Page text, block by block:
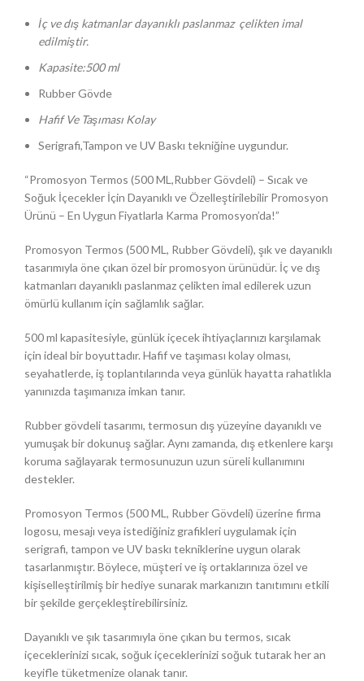
İç ve dış katmanlar dayanıklı paslanmaz çelikten imal
edilmiştir.
Kapasite:500 ml
Rubber Gövde
Hafif Ve Taşıması Kolay
Serigrafi,Tampon ve UV Baskı tekniğine uygundur.
“Promosyon Termos (500 ML,Rubber Gövdeli) – Sıcak ve
Soğuk İçecekler İçin Dayanıklı ve Özelleştirilebilir Promosyon
Ürünü – En Uygun Fiyatlarla Karma Promosyon’da!”
Promosyon Termos (500 ML, Rubber Gövdeli), şık ve dayanıklı
tasarımıyla öne çıkan özel bir promosyon ürünüdür. İç ve dış
katmanları dayanıklı paslanmaz çelikten imal edilerek uzun
ömürlü kullanım için sağlamlık sağlar.
500 ml kapasitesiyle, günlük içecek ihtiyaçlarınızı karşılamak
için ideal bir boyuttadır. Hafif ve taşıması kolay olması,
seyahatlerde, iş toplantılarında veya günlük hayatta rahatlıkla
yanınızda taşımanıza imkan tanır.
Rubber gövdeli tasarımı, termosun dış yüzeyine dayanıklı ve
yumuşak bir dokunuş sağlar. Aynı zamanda, dış etkenlere karşı
koruma sağlayarak termosunuzun uzun süreli kullanımını
destekler.
Promosyon Termos (500 ML, Rubber Gövdeli) üzerine firma
logosu, mesajı veya istediğiniz grafikleri uygulamak için
serigrafi, tampon ve UV baskı tekniklerine uygun olarak
tasarlanmıştır. Böylece, müşteri ve iş ortaklarınıza özel ve
kişiselleştirilmiş bir hediye sunarak markanızın tanıtımını etkili
bir şekilde gerçekleştirebilirsiniz.
Dayanıklı ve şık tasarımıyla öne çıkan bu termos, sıcak
içeceklerinizi sıcak, soğuk içeceklerinizi soğuk tutarak her an
keyifle tüketmenize olanak tanır.